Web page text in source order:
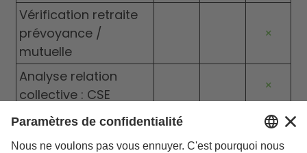
Vérification retraite
prévoyance /
mutuelle
×
Analyse relation
collective : CSE
×
Vérification hygiène
et sécurité
×